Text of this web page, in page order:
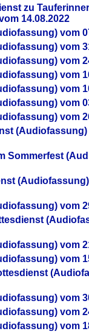
zu
14.08.2022
vom
vom
vom
vom
vom
vom
vom
(Audiofassung)
Sommerfest
vom
vom
vom
vom
vom
vom